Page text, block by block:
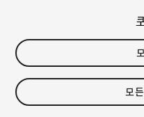
FREE
내 에셋에
모